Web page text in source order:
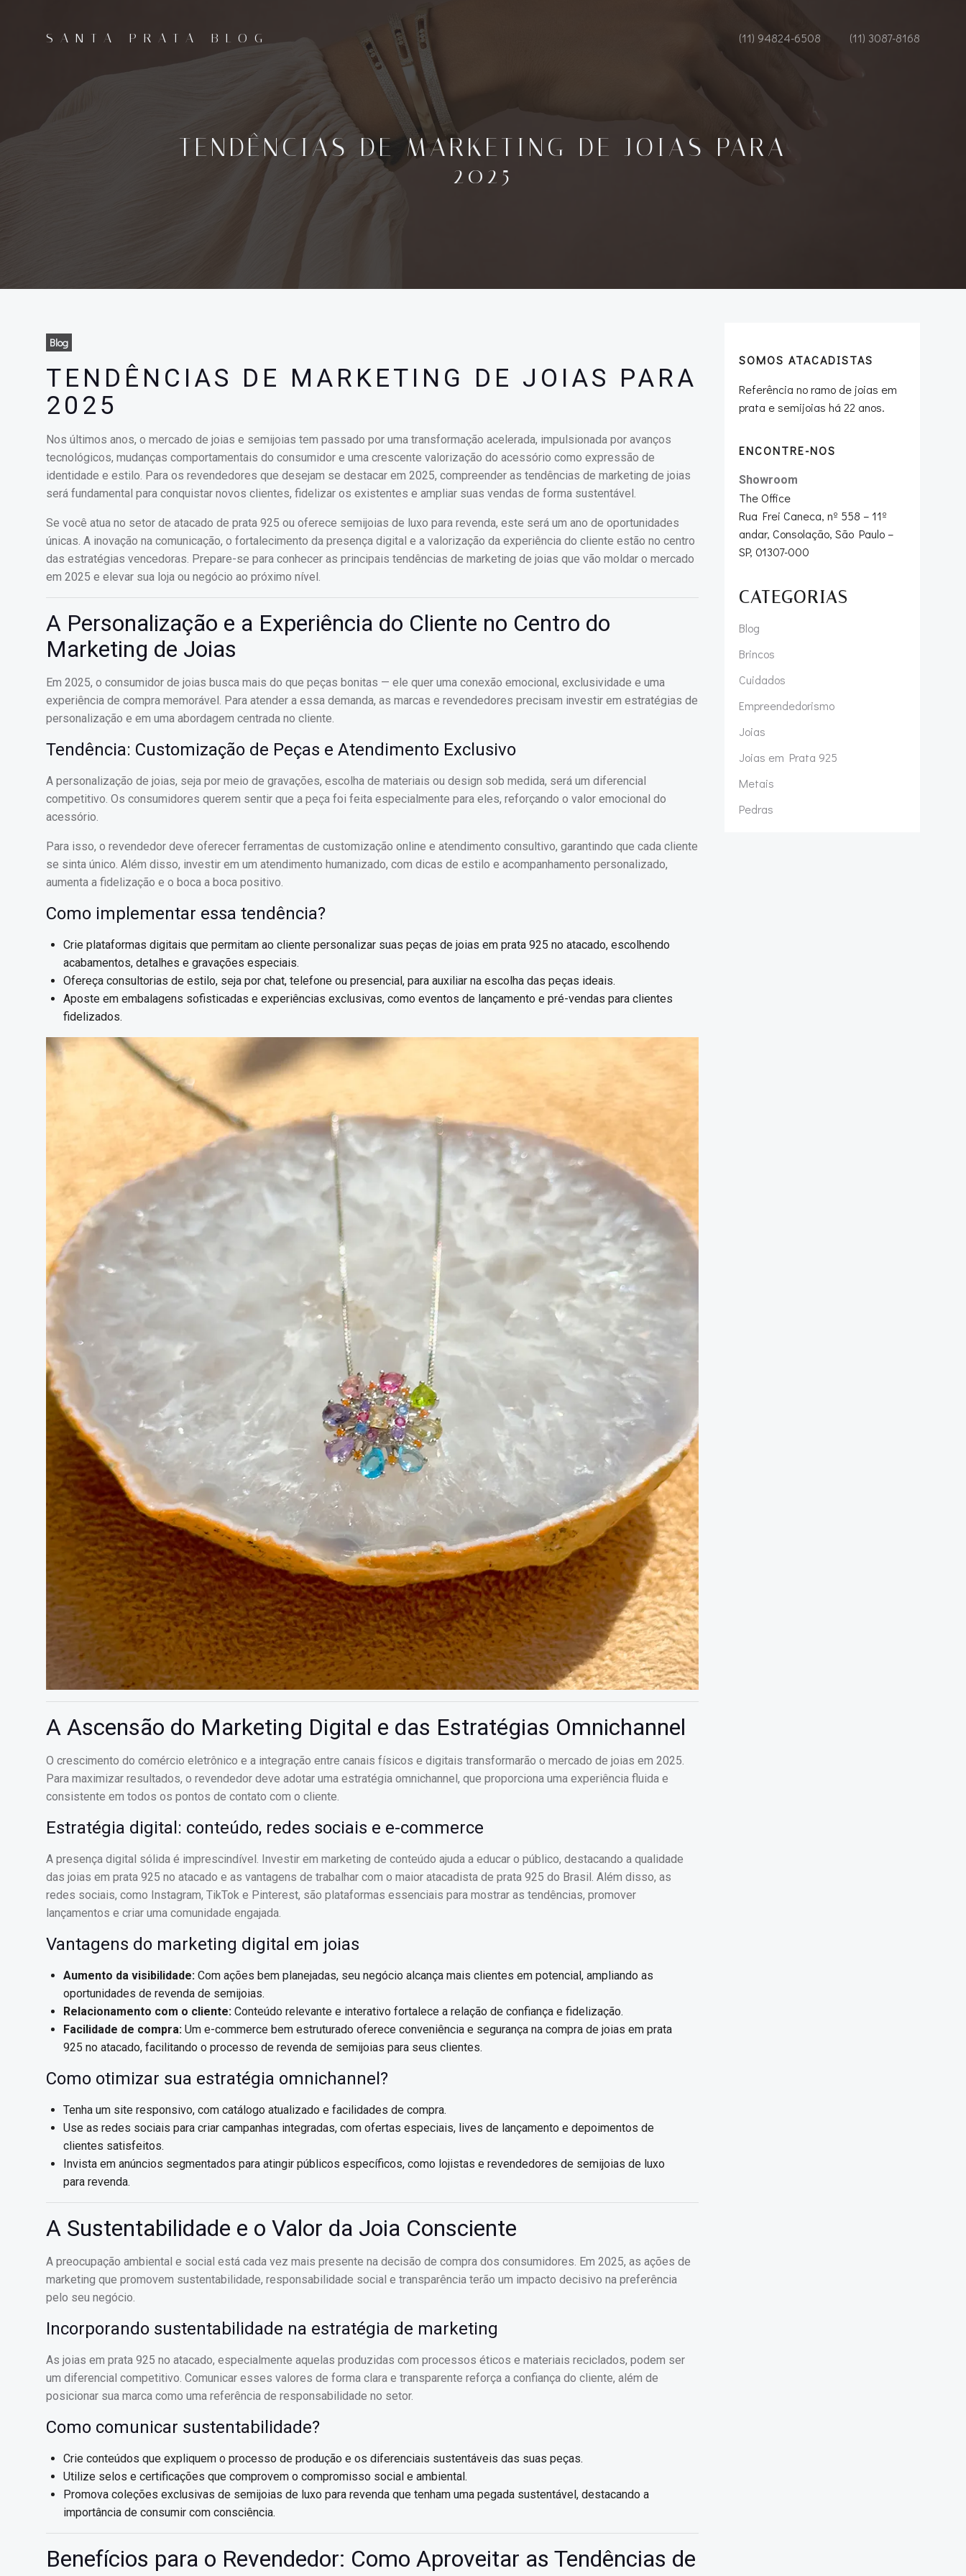
SANTA PRATA BLOG (11) 94824-6508 (11) 3087-8168
TENDÊNCIAS DE MARKETING DE JOIAS PARA
2025
Blog
TENDÊNCIAS DE MARKETING DE JOIAS PARA
2025
Nos últimos anos, o mercado de joias e semijoias tem passado por uma transformação acelerada, impulsionada por avanços
tecnológicos, mudanças comportamentais do consumidor e uma crescente valorização do acessório como expressão de
identidade e estilo. Para os revendedores que desejam se destacar em 2025, compreender as tendências de marketing de joias
será fundamental para conquistar novos clientes, fidelizar os existentes e ampliar suas vendas de forma sustentável.
Se você atua no setor de atacado de prata 925 ou oferece semijoias de luxo para revenda, este será um ano de oportunidades
únicas. A inovação na comunicação, o fortalecimento da presença digital e a valorização da experiência do cliente estão no centro
das estratégias vencedoras. Prepare-se para conhecer as principais tendências de marketing de joias que vão moldar o mercado
em 2025 e elevar sua loja ou negócio ao próximo nível.
A Personalização e a Experiência do Cliente no Centro do
Marketing de Joias
Em 2025, o consumidor de joias busca mais do que peças bonitas — ele quer uma conexão emocional, exclusividade e uma
experiência de compra memorável. Para atender a essa demanda, as marcas e revendedores precisam investir em estratégias de
personalização e em uma abordagem centrada no cliente.
Tendência: Customização de Peças e Atendimento Exclusivo
A personalização de joias, seja por meio de gravações, escolha de materiais ou design sob medida, será um diferencial
competitivo. Os consumidores querem sentir que a peça foi feita especialmente para eles, reforçando o valor emocional do
acessório.
Para isso, o revendedor deve oferecer ferramentas de customização online e atendimento consultivo, garantindo que cada cliente
se sinta único. Além disso, investir em um atendimento humanizado, com dicas de estilo e acompanhamento personalizado,
aumenta a fidelização e o boca a boca positivo.
Como implementar essa tendência?
Crie plataformas digitais que permitam ao cliente personalizar suas peças de joias em prata 925 no atacado, escolhendo
acabamentos, detalhes e gravações especiais.
Ofereça consultorias de estilo, seja por chat, telefone ou presencial, para auxiliar na escolha das peças ideais.
Aposte em embalagens sofisticadas e experiências exclusivas, como eventos de lançamento e pré-vendas para clientes
fidelizados.
A Ascensão do Marketing Digital e das Estratégias Omnichannel
O crescimento do comércio eletrônico e a integração entre canais físicos e digitais transformarão o mercado de joias em 2025.
Para maximizar resultados, o revendedor deve adotar uma estratégia omnichannel, que proporciona uma experiência fluida e
consistente em todos os pontos de contato com o cliente.
Estratégia digital: conteúdo, redes sociais e e-commerce
A presença digital sólida é imprescindível. Investir em marketing de conteúdo ajuda a educar o público, destacando a qualidade
das joias em prata 925 no atacado e as vantagens de trabalhar com o maior atacadista de prata 925 do Brasil. Além disso, as
redes sociais, como Instagram, TikTok e Pinterest, são plataformas essenciais para mostrar as tendências, promover
lançamentos e criar uma comunidade engajada.
Vantagens do marketing digital em joias
Aumento da visibilidade: Com ações bem planejadas, seu negócio alcança mais clientes em potencial, ampliando as
oportunidades de revenda de semijoias.
Relacionamento com o cliente: Conteúdo relevante e interativo fortalece a relação de confiança e fidelização.
Facilidade de compra: Um e-commerce bem estruturado oferece conveniência e segurança na compra de joias em prata
925 no atacado, facilitando o processo de revenda de semijoias para seus clientes.
Como otimizar sua estratégia omnichannel?
Tenha um site responsivo, com catálogo atualizado e facilidades de compra.
Use as redes sociais para criar campanhas integradas, com ofertas especiais, lives de lançamento e depoimentos de
clientes satisfeitos.
Invista em anúncios segmentados para atingir públicos específicos, como lojistas e revendedores de semijoias de luxo
para revenda.
A Sustentabilidade e o Valor da Joia Consciente
A preocupação ambiental e social está cada vez mais presente na decisão de compra dos consumidores. Em 2025, as ações de
marketing que promovem sustentabilidade, responsabilidade social e transparência terão um impacto decisivo na preferência
pelo seu negócio.
Incorporando sustentabilidade na estratégia de marketing
As joias em prata 925 no atacado, especialmente aquelas produzidas com processos éticos e materiais reciclados, podem ser
um diferencial competitivo. Comunicar esses valores de forma clara e transparente reforça a confiança do cliente, além de
posicionar sua marca como uma referência de responsabilidade no setor.
Como comunicar sustentabilidade?
Crie conteúdos que expliquem o processo de produção e os diferenciais sustentáveis das suas peças.
Utilize selos e certificações que comprovem o compromisso social e ambiental.
Promova coleções exclusivas de semijoias de luxo para revenda que tenham uma pegada sustentável, destacando a
importância de consumir com consciência.
Benefícios para o Revendedor: Como Aproveitar as Tendências de
SOMOS ATACADISTAS
Referência no ramo de joias em
prata e semijoias há 22 anos.
ENCONTRE-NOS
Showroom
The Office
Rua Frei Caneca, nº 558 – 11º
andar, Consolação, São Paulo –
SP, 01307-000
CATEGORIAS
Blog
Brincos
Cuidados
Empreendedorismo
Joias
Joias em Prata 925
Metais
Pedras